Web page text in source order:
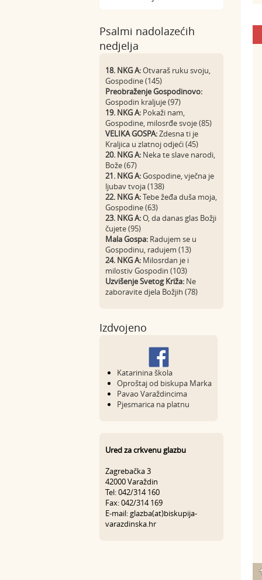
Psalmi nadolazećih
nedjelja
18. NKG A:Otvaraš ruku svoju,
Gospodine (145)
Preobraženje Gospodinovo:
Gospodin kraljuje (97)
19. NKG A: Pokaži nam,
Gospodine, milosrđe svoje (85)
VELIKA GOSPA:Zdesna ti je
Kraljica u zlatnoj odjeći (45)
20. NKG A: Neka te slave narodi,
Bože (67)
21. NKG A:Gospodine, vječna je
ljubav tvoja (138)
22. NKG A:Tebe žeđa duša moja,
Gospodine (63)
23. NKG A:O, da danas glas Božji
čujete (95)
Mala Gospa: Radujem se u
Gospodinu, radujem (13)
24. NKG A: Milosrdan je i
milostiv Gospodin (103)
Uzvišenje Svetog Križa: Ne
zaboravite djela Božjih (78)
Izdvojeno
Katarinina škola
Oproštaj od biskupa Marka
Pavao Varaždincima
Pjesmarica na platnu
Ured za crkvenu glazbu
Zagrebačka 3
42000 Varaždin
Tel: 042/314 160
Fax: 042/314 169
E-mail: glazba(at)biskupija-
varazdinska.hr